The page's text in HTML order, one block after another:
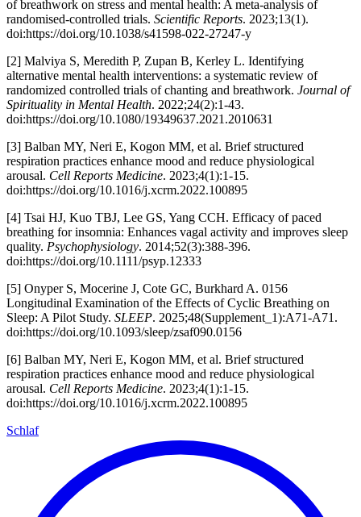
of breathwork on stress and mental health: A meta-analysis of
randomised-controlled trials. Scientific Reports. 2023;13(1).
doi:https://doi.org/10.1038/s41598-022-27247-y
[2] Malviya S, Meredith P, Zupan B, Kerley L. Identifying
alternative mental health interventions: a systematic review of
randomized controlled trials of chanting and breathwork. Journal of
Spirituality in Mental Health. 2022;24(2):1-43.
doi:https://doi.org/10.1080/19349637.2021.2010631
[3] Balban MY, Neri E, Kogon MM, et al. Brief structured
respiration practices enhance mood and reduce physiological
arousal. Cell Reports Medicine. 2023;4(1):1-15.
doi:https://doi.org/10.1016/j.xcrm.2022.100895
[4] Tsai HJ, Kuo TBJ, Lee GS, Yang CCH. Efficacy of paced
breathing for insomnia: Enhances vagal activity and improves sleep
quality. Psychophysiology. 2014;52(3):388-396.
doi:https://doi.org/10.1111/psyp.12333
[5] Onyper S, Mocerine J, Cote GC, Burkhard A. 0156
Longitudinal Examination of the Effects of Cyclic Breathing on
Sleep: A Pilot Study. SLEEP. 2025;48(Supplement_1):A71-A71.
doi:https://doi.org/10.1093/sleep/zsaf090.0156
[6] Balban MY, Neri E, Kogon MM, et al. Brief structured
respiration practices enhance mood and reduce physiological
arousal. Cell Reports Medicine. 2023;4(1):1-15.
doi:https://doi.org/10.1016/j.xcrm.2022.100895
Schlaf